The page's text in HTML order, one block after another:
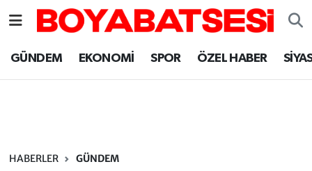
GÜNDEM EKONOMİ SPOR ÖZEL HABER
HABERLER GÜNDEM
Sinop Nöbetçi Eczaneler
Sinop Trafik Yoğunluk Haritası